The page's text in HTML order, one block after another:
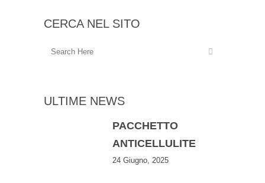
CERCA NEL SITO
ULTIME NEWS
PACCHETTO
ANTICELLULITE
24 Giugno, 2025